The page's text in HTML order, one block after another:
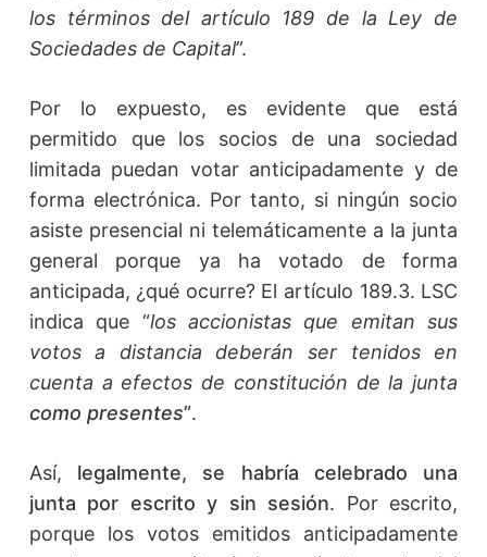
los términos del artículo 189 de la Ley de
Sociedades de Capital”.
Por lo expuesto, es evidente que está
permitido que los socios de una sociedad
limitada puedan votar anticipadamente y de
forma electrónica. Por tanto, si ningún socio
asiste presencial ni telemáticamente a la junta
general porque ya ha votado de forma
anticipada, ¿qué ocurre? El artículo 189.3. LSC
indica que “los accionistas que emitan sus
votos a distancia deberán ser tenidos en
cuenta a efectos de constitución de la junta
como presentes”.
Así, legalmente, se habría celebrado una
junta por escrito y sin sesión. Por escrito,
porque los votos emitidos anticipadamente